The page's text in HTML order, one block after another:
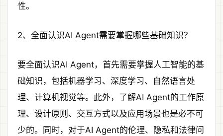
性。
2、全面认识AI Agent需要掌握哪些基础知识？
要全面认识AI Agent，首先需要掌握人工智能的基
础知识，包括机器学习、深度学习、自然语言处
理、计算机视觉等。此外，了解AI Agent的工作原
理、设计原则、交互方式以及应用场景也是必不可
少的。同时，对于AI Agent的伦理、隐私和法律问